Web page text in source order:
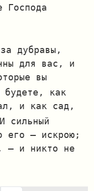
Господа
дубравы,
для вас, и
вы
будете, как
и как сад,
И сильный
его — искрою;
— и никто не